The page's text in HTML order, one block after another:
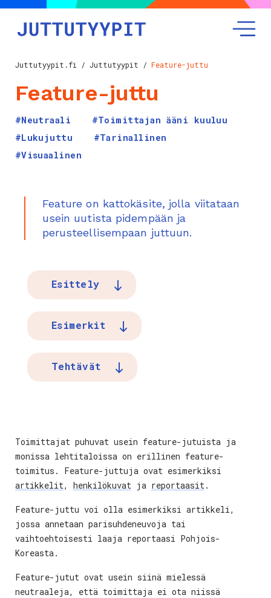
Juttutyypit.fi / Juttutyypit / Feature-juttu
Feature-juttu
#Neutraali
#Toimittajan ääni kuuluu
#Lukujuttu
#Tarinallinen
#Visuaalinen
Feature on kattokäsite, jolla viitataan
usein uutista pidempään ja
perusteellisempaan juttuun.
Esittely
Esimerkit
Tehtävät
Toimittajat puhuvat usein feature-jutuista ja
monissa lehtitaloissa on erillinen feature-
toimitus. Feature-juttuja ovat esimerkiksi
artikkelit, henkilökuvatja reportaasit.
Feature-juttu voi olla esimerkiksi artikkeli,
jossa annetaan parisuhdeneuvoja tai
vaihtoehtoisesti laaja reportaasi Pohjois-
Koreasta.
Feature-jutut ovat usein siinä mielessä
neutraaleja, että toimittaja ei ota niissä